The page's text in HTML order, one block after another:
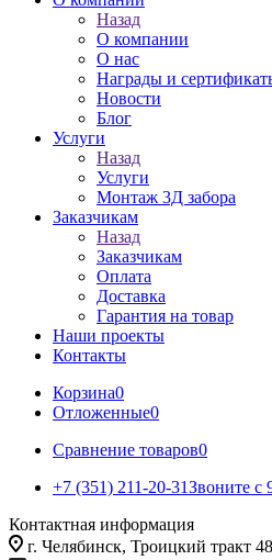
Назад
О компании
О нас
Награды и
Новости
Блог
Услуги
Назад
Услуги
Монтаж 3Д забора
Заказчикам
Назад
Заказчикам
Оплата
Доставка
Гарантия на товар
Наши проекты
Контакты
Корзина0
Отложенные0
Сравнение товаров0
+7 (351) 211-20-31Звоните с
Контактная информация
г. Челябинск, Троицкий тракт